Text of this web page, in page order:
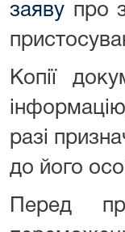
заяву про
Копії
разі
до його
Перед